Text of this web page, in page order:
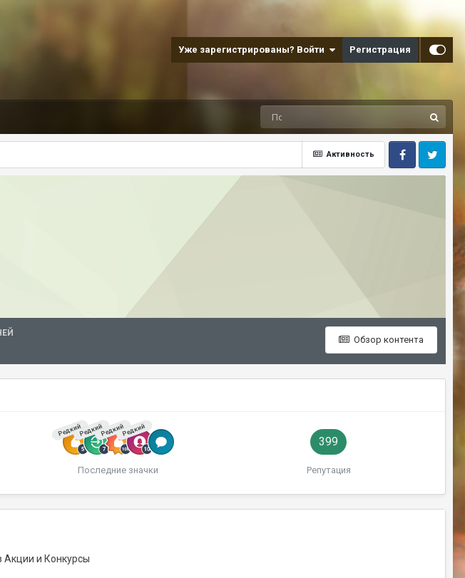
Уже зарегистрированы? Войти Регистрация
Активность
FacebookTwitter
Обзор контента
РедкийРедкийРедкийРедкий
Последние значки
399
Репутация
Акции и Конкурсы